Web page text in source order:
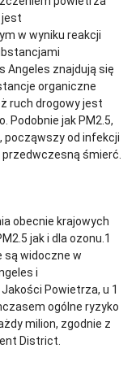
jest
w wyniku reakcji
Angeles znajdują się
organiczne
ruch drogowy jest
Podobnie jak PM2.5,
począwszy od infekcji
śmierć.
obecnie krajowych
jak i dla ozonu.1
są widoczne w
i
Powietrza, u 1
ogólne ryzyko
milion, zgodnie z
District.